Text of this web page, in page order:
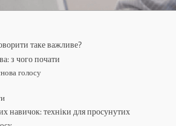
таке важливе?
з чого почати
голосу
навичок: техніки для просунутих